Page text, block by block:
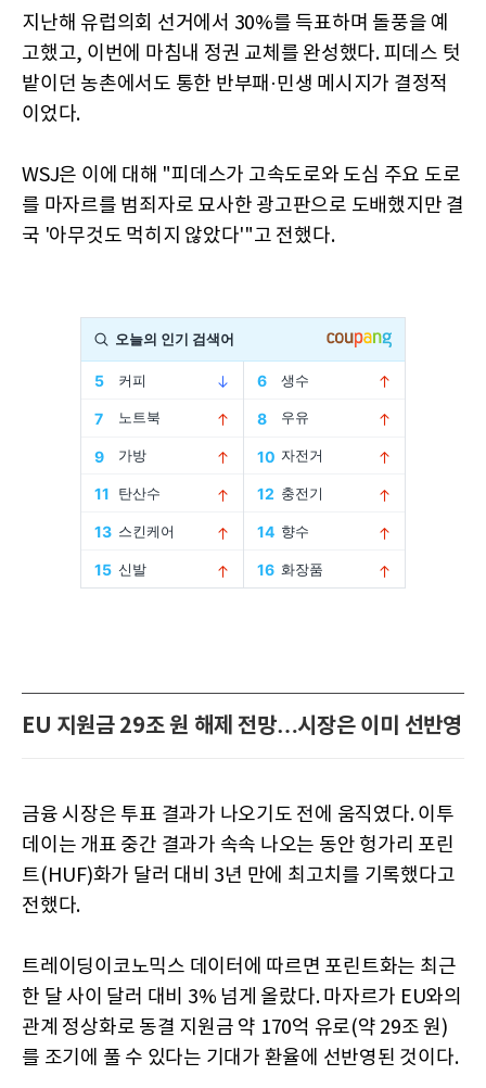
지난해 유럽의회 선거에서 30%를 득표하며 돌풍을 예
고했고, 이번에 마침내 정권 교체를 완성했다. 피데스 텃
밭이던 농촌에서도 통한 반부패·민생 메시지가 결정적
이었다.
WSJ은 이에 대해 "피데스가 고속도로와 도심 주요 도로
를 마자르를 범죄자로 묘사한 광고판으로 도배했지만 결
국 '아무것도 먹히지 않았다'"고 전했다.
EU 지원금 29조 원 해제 전망…시장은 이미 선반영
금융 시장은 투표 결과가 나오기도 전에 움직였다. 이투
데이는 개표 중간 결과가 속속 나오는 동안 헝가리 포린
트(HUF)화가 달러 대비 3년 만에 최고치를 기록했다고
전했다.
트레이딩이코노믹스 데이터에 따르면 포린트화는 최근
한 달 사이 달러 대비 3% 넘게 올랐다. 마자르가 EU와의
관계 정상화로 동결 지원금 약 170억 유로(약 29조 원)
를 조기에 풀 수 있다는 기대가 환율에 선반영된 것이다.